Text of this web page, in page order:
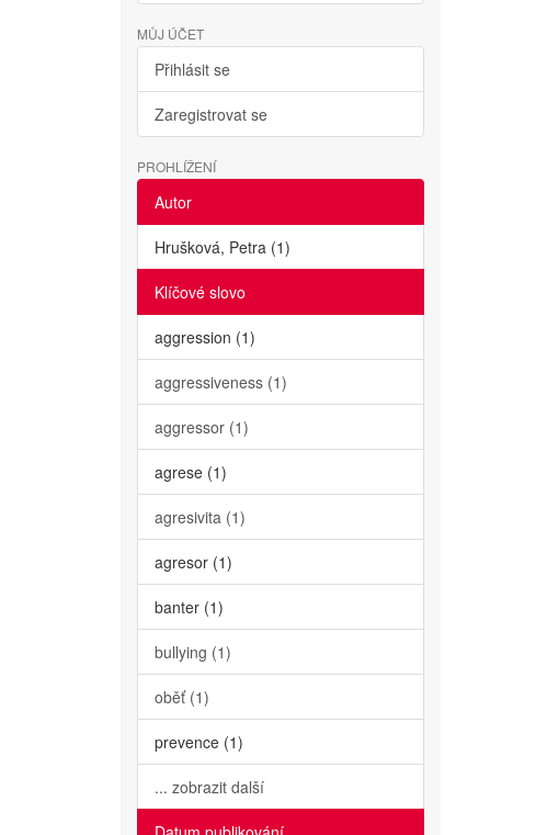
MŮJ ÚČET
Přihlásit se
Zaregistrovat se
PROHLÍŽENÍ
Autor
Hrušková, Petra (1)
Klíčové slovo
aggression (1)
aggressiveness (1)
aggressor (1)
agrese (1)
agresivita (1)
agresor (1)
banter (1)
bullying (1)
oběť (1)
prevence (1)
... zobrazit další